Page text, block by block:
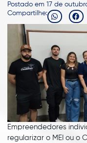
Postado em 17 de
Compartilhe:
Empreendedores
regularizar o MEI ou o